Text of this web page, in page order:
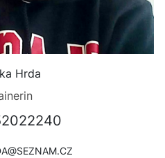
Hrda